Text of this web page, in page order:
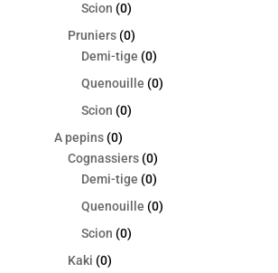
Scion (0)
Pruniers (0)
Demi-tige (0)
Quenouille (0)
Scion (0)
A pepins (0)
Cognassiers (0)
Demi-tige (0)
Quenouille (0)
Scion (0)
Kaki (0)